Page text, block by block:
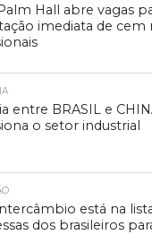
Hall abre vagas
imediata de cem
entre BRASIL e
o setor industrial
está na
dos brasileiros